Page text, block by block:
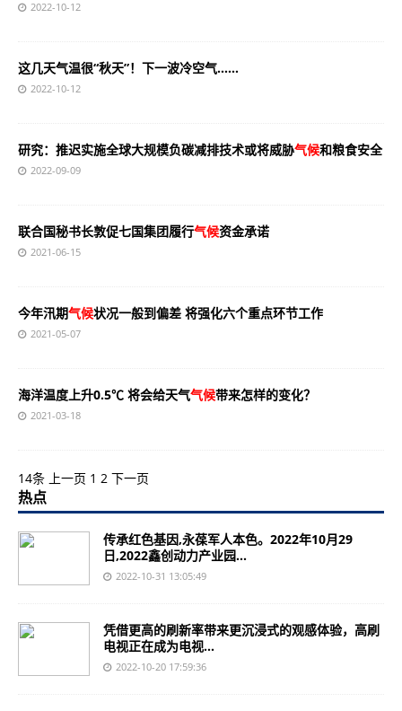
2022-10-12
这几天气温很“秋天”！下一波冷空气……
2022-10-12
研究：推迟实施全球大规模负碳减排技术或将威胁气候和粮食安全
2022-09-09
联合国秘书长敦促七国集团履行气候资金承诺
2021-06-15
今年汛期气候状况一般到偏差 将强化六个重点环节工作
2021-05-07
海洋温度上升0.5℃ 将会给天气气候带来怎样的变化？
2021-03-18
14条 上一页 1 2 下一页
热点
传承红色基因,永葆军人本色。2022年10月29
日,2022鑫创动力产业园...
2022-10-31 13:05:49
凭借更高的刷新率带来更沉浸式的观感体验，高刷
电视正在成为电视...
2022-10-20 17:59:36